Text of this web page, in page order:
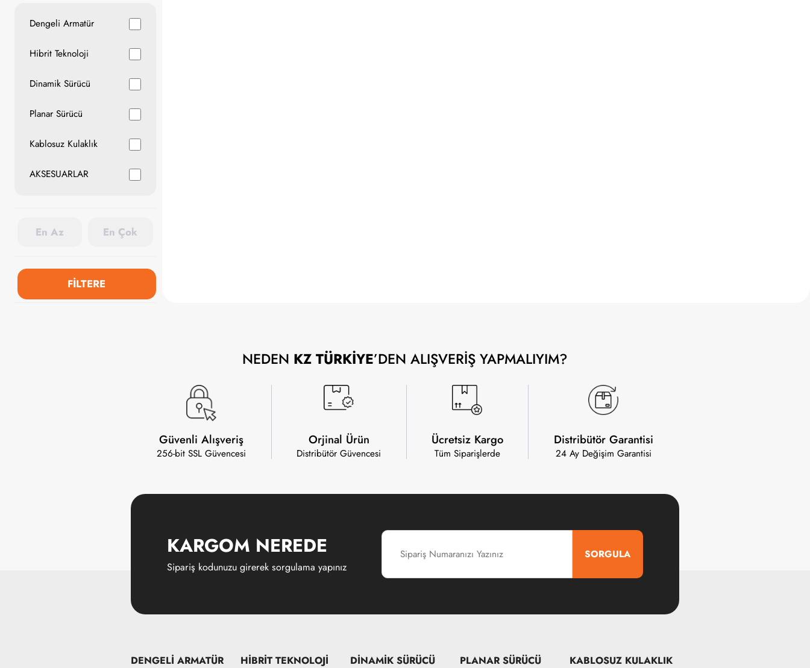
Dengeli Armatür
Hibrit Teknoloji
Dinamik Sürücü
Planar Sürücü
Kablosuz Kulaklık
AKSESUARLAR
FİLTERE
NEDEN KZ TÜRKİYE’DEN ALIŞVERİŞ YAPMALIYIM?
Güvenli Alışveriş
256-bit SSL Güvencesi
Orjinal Ürün
Distribütör Güvencesi
Ücretsiz Kargo
Tüm Siparişlerde
Distribütör Garantisi
24 Ay Değişim Garantisi
KARGOM NEREDE
Sipariş kodunuzu girerek sorgulama yapınız
SORGULA
DENGELİ ARMATÜR HİBRİT TEKNOLOJİ DİNAMİK SÜRÜCÜ PLANAR SÜRÜCÜ KABLOSUZ KULAKLIK